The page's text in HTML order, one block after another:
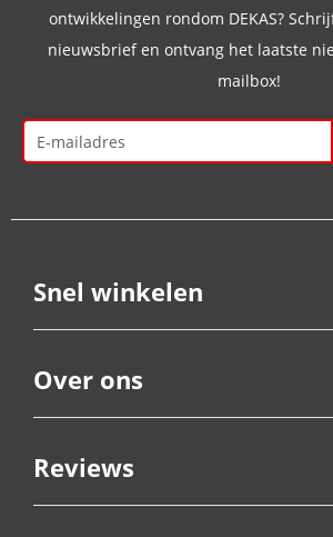
ontwikkelingen rondom DEKAS?
nieuwsbrief en ontvang het laatste
mailbox!
Snel winkelen
Over ons
Reviews